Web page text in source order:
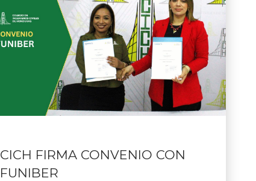
CICH FIRMA CONVENIO CON
FUNIBER